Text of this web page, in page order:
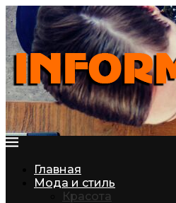
Главная
Мода и стиль
Красота